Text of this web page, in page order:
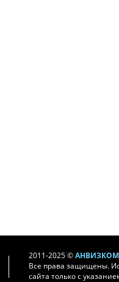
2011-2025 ©
Все права защищены.
сайта только с